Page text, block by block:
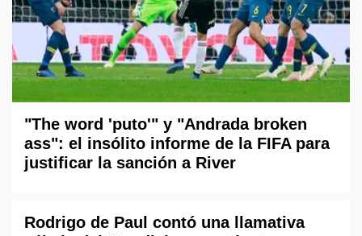
"The word 'puto'" y "Andrada broken
ass": el insólito informe de la FIFA para
justificar la sanción a River
Rodrigo de Paul contó una llamativa